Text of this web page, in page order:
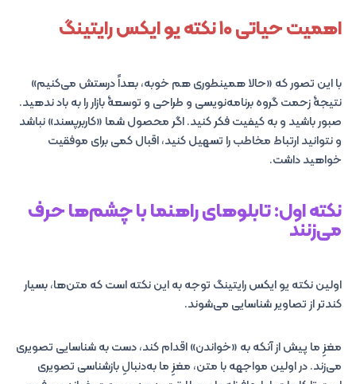
اهمیت حیاتی ۱۰ نکته یو ایکس رایتینگ
با این تصور که «حالا همینطوری هم خوبه، بعداً درستش می‌کنیم»
نتیجۀ زحمت گروه برنامه‌نویسی و طراحی و توسعۀ بازار را به باد ندهید.
صبور باشید و به کیفیت فکر کنید. اگر محصول شما «کاربرپسند» نباشد
و نتوانید ارتباط مخاطب را تسهیل کنید، اقبال کمی برای موفقیت
خواهید داشت.
نکته اول: تابلوهای راهنما با چشم‌ها حرف
می‌زنند
اولین نکته یو ایکس رایتینگ توجه به این نکته است که متن‌ها، بسیار
کندتر از تصاویر شناسایی می‌شوند.
مغزِ ما پیش از آنکه به «خواندن» اقدام کند، دست به شناسایی تصویری
می‌زند. در اولین مواجهه با متن، مغزِ ما به‌دنبالِ بازشناسی تصویری